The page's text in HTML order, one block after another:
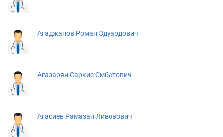
Агаджанов Роман Эдуардович
Агазарян Саркис Смбатович
Агасиев Рамазан Ливовович